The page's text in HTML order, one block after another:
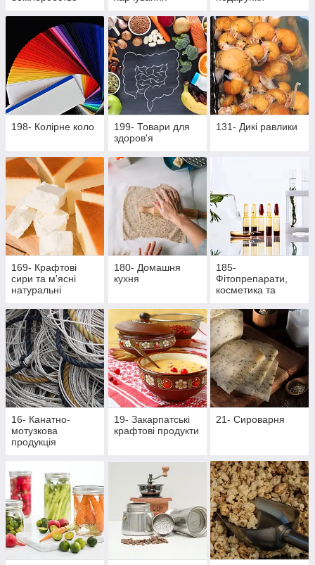
198- Колірне коло
199- Товари для
здоров'я
131- Дикі равлики
169- Крафтові
сири та м'ясні
натуральні
180- Домашня
кухня
185-
Фітопрепарати,
косметика та
16- Канатно-
мотузкова
продукція
19- Закарпатські
крафтові продукти
21- Сироварня